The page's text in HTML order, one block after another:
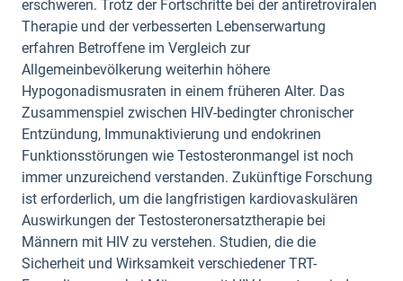
erschweren. Trotz der Fortschritte bei der antiretroviralen
Therapie und der verbesserten Lebenserwartung
erfahren Betroffene im Vergleich zur
Allgemeinbevölkerung weiterhin höhere
Hypogonadismusraten in einem früheren Alter. Das
Zusammenspiel zwischen HIV-bedingter chronischer
Entzündung, Immunaktivierung und endokrinen
Funktionsstörungen wie Testosteronmangel ist noch
immer unzureichend verstanden. Zukünftige Forschung
ist erforderlich, um die langfristigen kardiovaskulären
Auswirkungen der Testosteronersatztherapie bei
Männern mit HIV zu verstehen. Studien, die die
Sicherheit und Wirksamkeit verschiedener TRT-